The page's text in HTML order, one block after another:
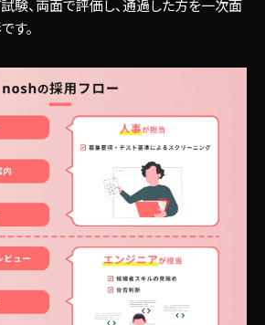
験、両面で評価し、通過した方を一次面
す。